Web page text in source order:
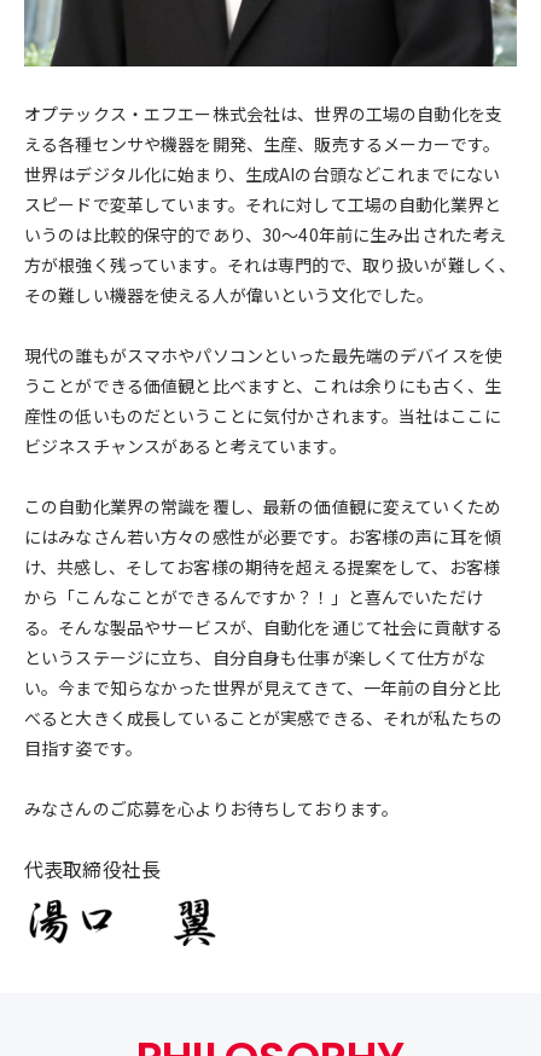
オプテックス・エフエー株式会社は、世界の工場の自動化を支
える各種センサや機器を開発、生産、販売するメーカーです。
世界はデジタル化に始まり、生成AIの台頭などこれまでにない
スピードで変革しています。それに対して工場の自動化業界と
いうのは比較的保守的であり、30～40年前に生み出された考え
方が根強く残っています。それは専門的で、取り扱いが難しく、
その難しい機器を使える人が偉いという文化でした。
現代の誰もがスマホやパソコンといった最先端のデバイスを使
うことができる価値観と比べますと、これは余りにも古く、生
産性の低いものだということに気付かされます。当社はここに
ビジネスチャンスがあると考えています。
この自動化業界の常識を覆し、最新の価値観に変えていくため
にはみなさん若い方々の感性が必要です。お客様の声に耳を傾
け、共感し、そしてお客様の期待を超える提案をして、お客様
から「こんなことができるんですか？！」と喜んでいただけ
る。そんな製品やサービスが、自動化を通じて社会に貢献する
というステージに立ち、自分自身も仕事が楽しくて仕方がな
い。今まで知らなかった世界が見えてきて、一年前の自分と比
べると大きく成長していることが実感できる、それが私たちの
目指す姿です。
みなさんのご応募を心よりお待ちしております。
代表取締役社長